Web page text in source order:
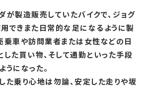
が製造販売していたバイクで、ジョグ
できまた日常的な足になるように製
乗車や訪問業者または女性などの日
した買い物、そして通勤といった手段
うになった。
た乗り心地は勿論、安定した走りや坂